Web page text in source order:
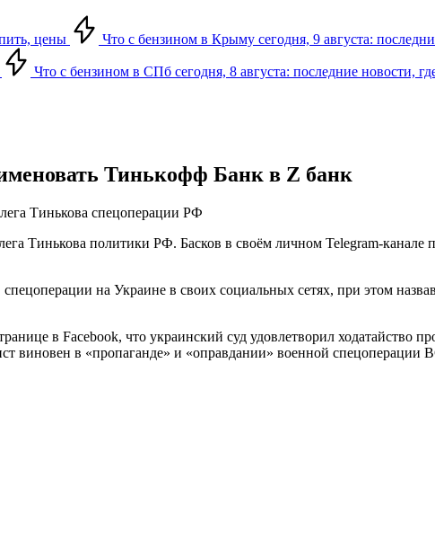
цены Что с бензином в Крыму сегодня, 9 августа:
Что с бензином в СПб сегодня, 8 августа: последние новости,
Тинькофф Банк в Z банк
Тинькова спецоперации РФ
Тинькова политики РФ. Басков в своём личном Telegram-
на Украине в своих социальных сетях, при этом
в Facebook, что украинский суд удовлетворил ходатайство
виновен в «пропаганде» и «оправдании» военной